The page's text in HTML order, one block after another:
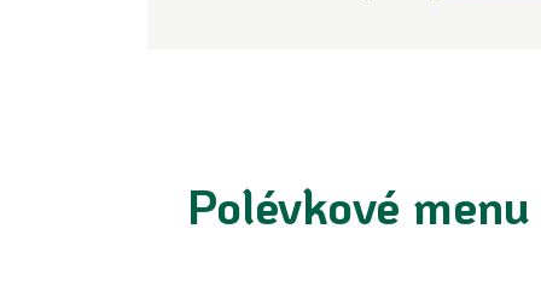
Polévkové menu